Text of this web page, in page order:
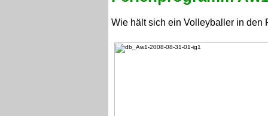
Wie hält sich ein Volleyballer in den